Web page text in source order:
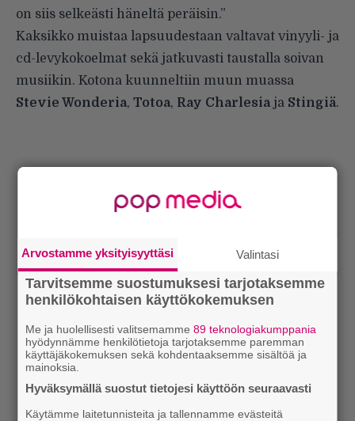
on siis selkeästi häneltä peräisin.”
Kaksikko muistaa lapsuudestaan valtavat vinyyli- ja
cd-levykokoelmat sekä jatkuvasti taustalla soivan
musiikin. Kotona kuunneltiin muun muassa
Stevie Wonderia, Totoa, Ray Charlesiaja Stingiä.
Arvostamme yksityisyyttäsi Valintasi
Tarvitsemme suostumuksesi tarjotaksemme
henkilökohtaisen käyttökokemuksen
Me ja huolellisesti valitsemamme89 teknologiakumppania
hyödynnämme henkilötietoja tarjotaksemme paremman
käyttäjäkokemuksen sekä kohdentaaksemme sisältöä ja
mainoksia.
Hyväksymällä suostut tietojesi käyttöön seuraavasti
Käytämme laitetunnisteita ja tallennamme evästeitä